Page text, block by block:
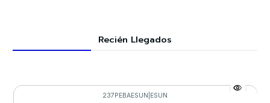
Recién Llegados
237PEBAESUN ESUN